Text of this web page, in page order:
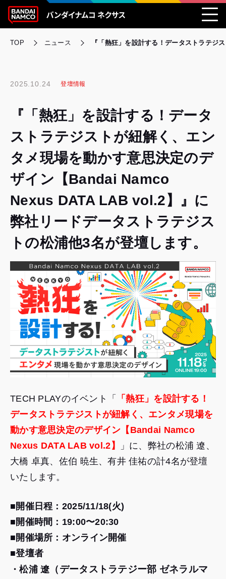
TOP ニュース 『「熱狂」を設計する！データストラテ
2025.10.24 登壇情報
『「熱狂」を設計する！データ
ストラテジストが紐解く、エン
タメ現場を動かす意思決定のデ
ザイン【Bandai Namco
Nexus DATA LAB vol.2】』に
弊社リードデータストラテジス
トの松浦他3名が登壇します。
TECH PLAYのイベント「
「熱狂」を設計する！
データストラテジストが紐解く、エンタメ現場を
動かす意思決定のデザイン【Bandai Namco
Nexus DATA LAB vol.2】
」に、弊社の松浦 遼、
大橋 卓真、佐伯 暁生、有井 佳祐の計4名が登壇
いたします。
■開催日程：2025/11/18(火)
■開催時間 ：19:00〜20:30
■開催場所：オンライン開催
■登壇者
・松浦 遼 （データストラテジー部 ゼネラルマ